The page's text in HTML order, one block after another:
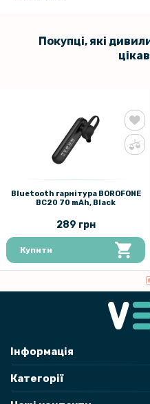
Покупці, які
Bluetooth гарнітура BOROFONE
BC20 70 mAh, Black
289 грн
Купити
Інформація
Категорії